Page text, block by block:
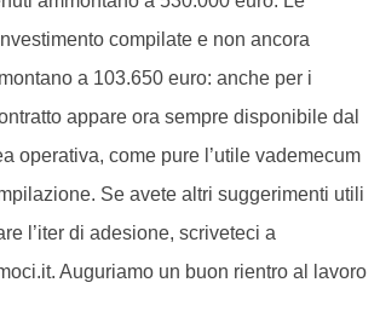
compilate e non ancora
a 103.650 euro: anche per i
appare ora sempre disponibile dal
operativa, come pure l’utile vademecum
Se avete altri suggerimenti utili
l’iter di adesione, scriveteci a
Auguriamo un buon rientro al lavoro